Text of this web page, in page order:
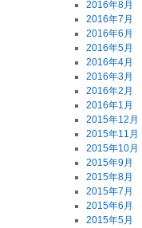
2016年8月
2016年7月
2016年6月
2016年5月
2016年4月
2016年3月
2016年2月
2016年1月
2015年12月
2015年11月
2015年10月
2015年9月
2015年8月
2015年7月
2015年6月
2015年5月